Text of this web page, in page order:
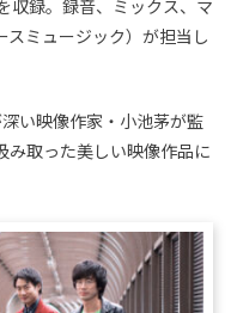
収録。録音、ミックス、マ
スミュージック）が担当し
い映像作家・小池茅が監
み取った美しい映像作品に